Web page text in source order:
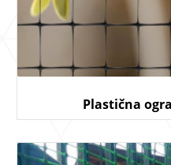
Plastična